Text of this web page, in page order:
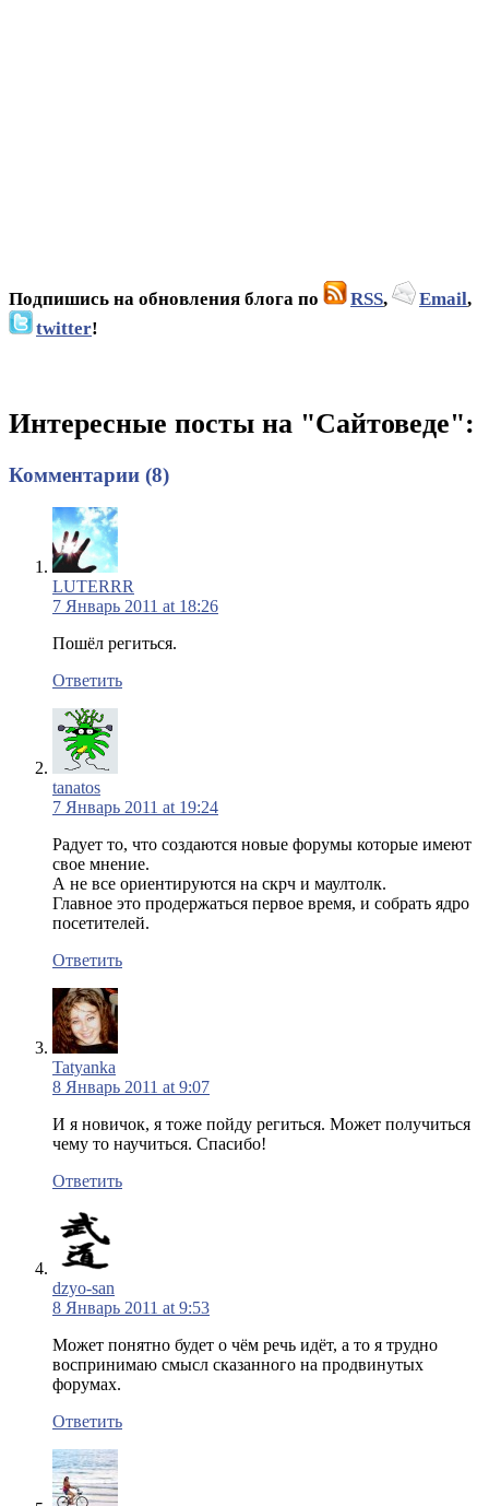
Подпишись на обновления блога по RSS, Email,
twitter!
Интересные посты на "Сайтоведе":
Комментарии (8)
LUTERRR
7 Январь 2011 at 18:26
Пошёл региться.
Ответить
tanatos
7 Январь 2011 at 19:24
Радует то, что создаются новые форумы которые имеют
свое мнение.
А не все ориентируются на скрч и маултолк.
Главное это продержаться первое время, и собрать ядро
посетителей.
Ответить
Tatyanka
8 Январь 2011 at 9:07
И я новичок, я тоже пойду региться. Может получиться
чему то научиться. Спасибо!
Ответить
dzyo-san
8 Январь 2011 at 9:53
Может понятно будет о чём речь идёт, а то я трудно
воспринимаю смысл сказанного на продвинутых
форумах.
Ответить